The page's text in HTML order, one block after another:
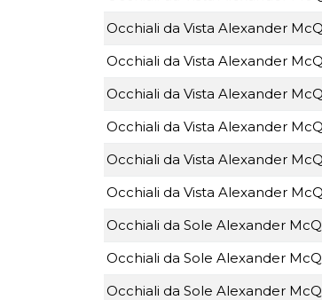
Occhiali da Vista Alexander
Occhiali da Vista Alexander
Occhiali da Vista Alexander
Occhiali da Vista Alexander
Occhiali da Vista Alexander
Occhiali da Vista Alexander
Occhiali da Sole Alexander
Occhiali da Sole Alexander
Occhiali da Sole Alexander